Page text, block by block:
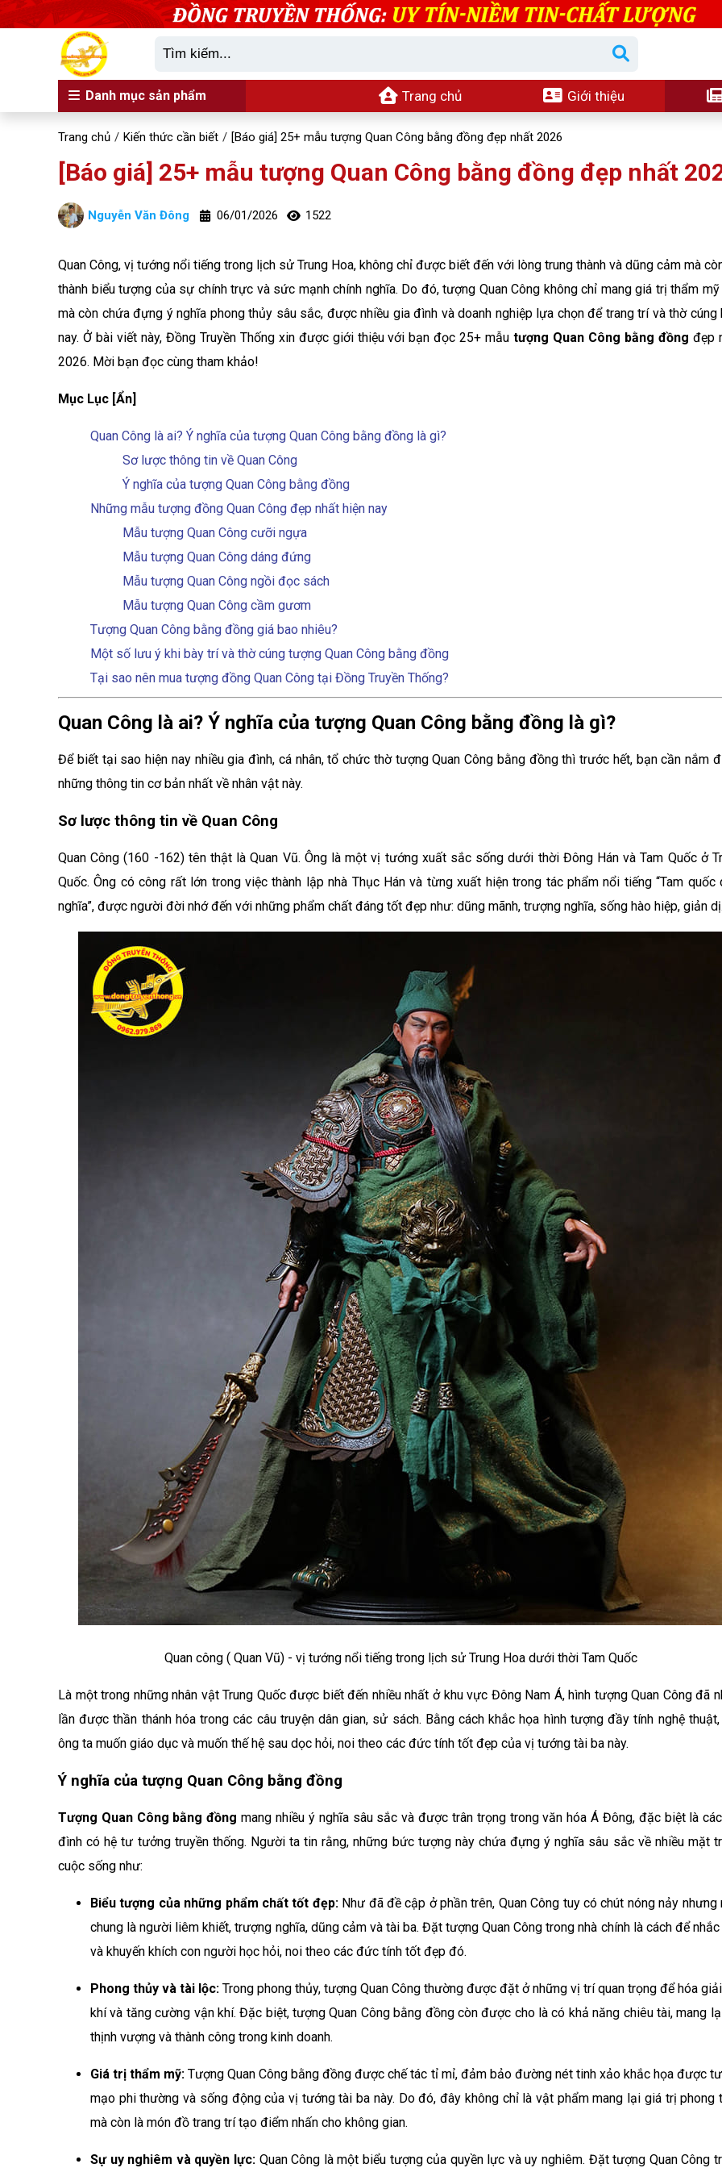
Danh mục sản phẩm Giới thiệu
Trang chủ
Trang chủ Kiến thức cần biết [Báo giá] 25+ mẫu tượng Quan Công bằng đồng đẹp nhất 2026
[Báo giá] 25+ mẫu tượng Quan Công bằng đồng đẹp nhất
Nguyễn Văn Đông 06/01/2026 1522
Quan Công, vị tướng nổi tiếng trong lịch sử Trung Hoa, không chỉ được biết đến với lòng trung thành và dũng cảm mà
thành biểu tượng của sự chính trực và sức mạnh chính nghĩa. Do đó, tượng Quan Công không chỉ mang giá trị thẩm mỹ
mà còn chứa đựng ý nghĩa phong thủy sâu sắc, được nhiều gia đình và doanh nghiệp lựa chọn để trang trí và thờ cúng
nay. Ở bài viết này, Đồng Truyền Thống xin được giới thiệu với bạn đọc 25+ mẫutượng Quan Công bằng đồng đẹp
2026. Mời bạn đọc cùng tham khảo!
Mục Lục [Ẩn]
Quan Công là ai? Ý nghĩa của tượng Quan Công bằng đồng là gì?
Sơ lược thông tin về Quan Công
Ý nghĩa của tượng Quan Công bằng đồng
Những mẫu tượng đồng Quan Công đẹp nhất hiện nay
Mẫu tượng Quan Công cưỡi ngựa
Mẫu tượng Quan Công dáng đứng
Mẫu tượng Quan Công ngồi đọc sách
Mẫu tượng Quan Công cầm gươm
Tượng Quan Công bằng đồng giá bao nhiêu?
Một số lưu ý khi bày trí và thờ cúng tượng Quan Công bằng đồng
Tại sao nên mua tượng đồng Quan Công tại Đồng Truyền Thống?
Quan Công là ai? Ý nghĩa của tượng Quan Công bằng đồng là gì?
Để biết tại sao hiện nay nhiều gia đình, cá nhân, tổ chức thờ tượng Quan Công bằng đồng thì trước hết, bạn cần nắm
những thông tin cơ bản nhất về nhân vật này.
Sơ lược thông tin về Quan Công
Quan Công (160 -162) tên thật là Quan Vũ. Ông là một vị tướng xuất sắc sống dưới thời Đông Hán và Tam Quốc ở
Quốc. Ông có công rất lớn trong việc thành lập nhà Thục Hán và từng xuất hiện trong tác phẩm nổi tiếng “Tam quốc
nghĩa”, được người đời nhớ đến với những phẩm chất đáng tốt đẹp như: dũng mãnh, trượng nghĩa, sống hào hiệp, giản dị.
Quan công ( Quan Vũ) - vị tướng nổi tiếng trong lịch sử Trung Hoa dưới thời Tam Quốc
Là một trong những nhân vật Trung Quốc được biết đến nhiều nhất ở khu vực Đông Nam Á, hình tượng Quan Công đã
lần được thần thánh hóa trong các câu truyện dân gian, sử sách. Bằng cách khắc họa hình tượng đầy tính nghệ thuật,
ông ta muốn giáo dục và muốn thế hệ sau dọc hỏi, noi theo các đức tính tốt đẹp của vị tướng tài ba này.
Ý nghĩa của tượng Quan Công bằng đồng
Tượng Quan Công bằng đồngmang nhiều ý nghĩa sâu sắc và được trân trọng trong văn hóa Á Đông, đặc biệt là
đình có hệ tư tưởng truyền thống. Người ta tin rằng, những bức tượng này chứa đựng ý nghĩa sâu sắc về nhiều mặt
cuộc sống như:
Biểu tượng của những phẩm chất tốt đẹp: Như đã đề cập ở phần trên, Quan Công tuy có chút nóng nảy nhưng
chung là người liêm khiết, trượng nghĩa, dũng cảm và tài ba. Đặt tượng Quan Công trong nhà chính là cách để nhắc
và khuyến khích con người học hỏi, noi theo các đức tính tốt đẹp đó.
Phong thủy và tài lộc: Trong phong thủy, tượng Quan Công thường được đặt ở những vị trí quan trọng để hóa
khí và tăng cường vận khí. Đặc biệt, tượng Quan Công bằng đồng còn được cho là có khả năng chiêu tài, mang
thịnh vượng và thành công trong kinh doanh.
Giá trị thẩm mỹ:Tượng Quan Công bằng đồng được chế tác tỉ mỉ, đảm bảo đường nét tinh xảo khắc họa được
mạo phi thường và sống động của vị tướng tài ba này. Do đó, đây không chỉ là vật phẩm mang lại giá trị phong
mà còn là món đồ trang trí tạo điểm nhấn cho không gian.
Sự uy nghiêm và quyền lực: Quan Công là một biểu tượng của quyền lực và uy nghiêm. Đặt tượng Quan Công